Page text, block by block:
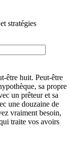
stratégies
être huit. Peut-être
sa propre
un prêteur et sa
une douzaine de
vraiment besoin,
traite vos avoirs